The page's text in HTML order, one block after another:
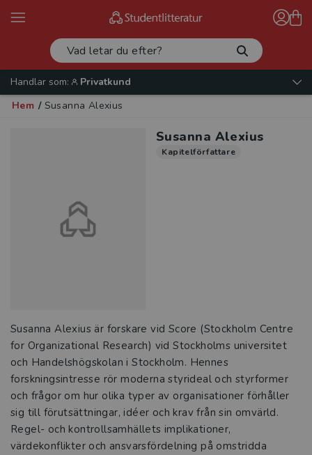
Handlar som:
Privatkund
Hem / Susanna Alexius
Susanna Alexius
Kapitelförfattare
Susanna Alexius är forskare vid Score (Stockholm Centre
for Organizational Research) vid Stockholms universitet
och Handelshögskolan i Stockholm. Hennes
forskningsintresse rör moderna styrideal och styrformer
och frågor om hur olika typer av organisationer förhåller
sig till förutsättningar, idéer och krav från sin omvärld.
Regel- och kontrollsamhällets implikationer,
värdekonflikter och ansvarsfördelning på omstridda